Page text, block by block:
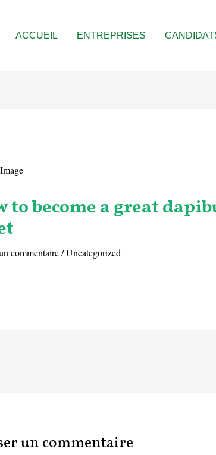
ACCUEIL ENTREPRISES
to become a great
commentaire /Uncategorized
un commentaire